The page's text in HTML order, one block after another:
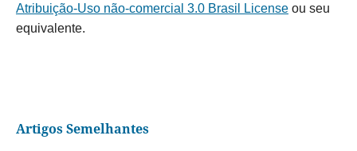
Atribuição-Uso não-comercial 3.0 Brasil Licenseou seu
equivalente.
Artigos Semelhantes